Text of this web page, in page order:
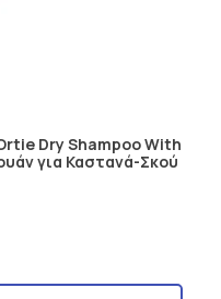
Dry Shampoo With
για Καστανά-Σκού